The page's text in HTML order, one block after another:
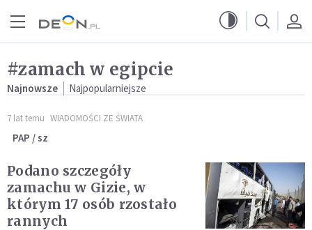
#zamach w egipcie
Najnowsze Najpopularniejsze
7 lat temu WIADOMOŚCI ZE ŚWIATA
PAP / sz
Podano szczegóły
zamachu w Gizie, w
którym 17 osób rzostało
rannych